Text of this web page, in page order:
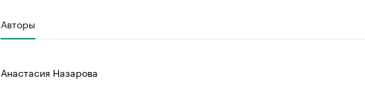
Авторы
Анастасия Назарова